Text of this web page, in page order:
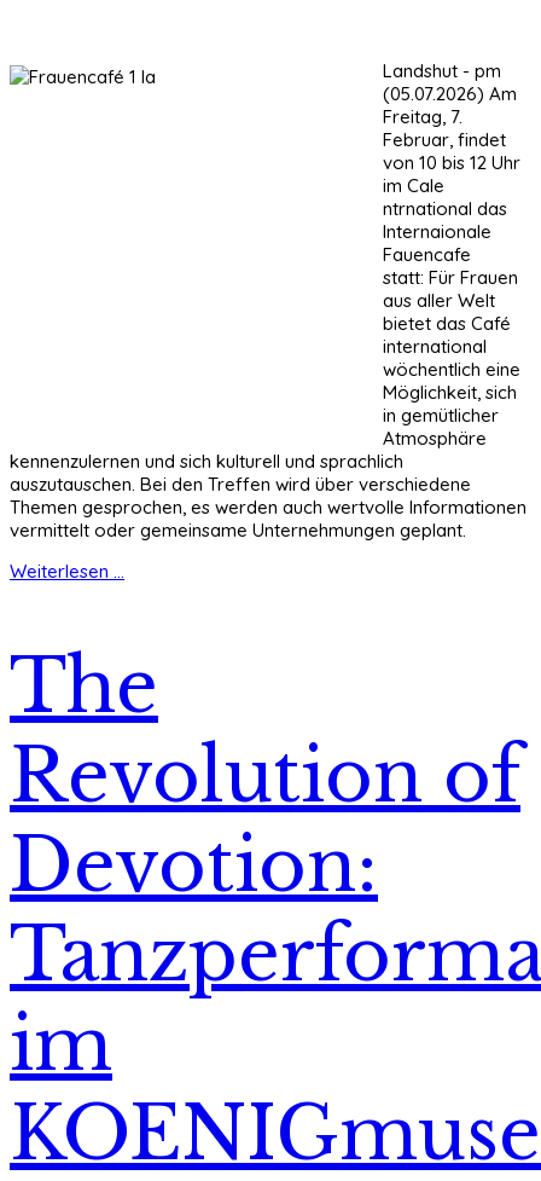
Landshut - pm
(05.07.2026) Am
Freitag, 7.
Februar, findet
von 10 bis 12 Uhr
im CaIe
ntrnational das
Internaionale
Fauencafe
statt: Für Frauen
aus aller Welt
bietet das Café
international
wöchentlich eine
Möglichkeit, sich
in gemütlicher
Atmosphäre
kennenzulernen und sich kulturell und sprachlich
auszutauschen. Bei den Treffen wird über verschiedene
Themen gesprochen, es werden auch wertvolle Informationen
vermittelt oder gemeinsame Unternehmungen geplant.
Weiterlesen ...
The
Revolution of
Devotion:
im